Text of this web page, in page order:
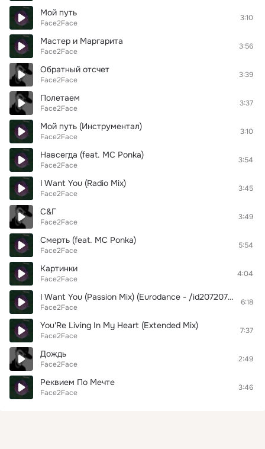
Мой путь
Face2Face
3:10
Мастер и Маргарита
Face2Face
3:56
Обратный отсчет
Face2Face
3:39
Полетаем
Face2Face
3:37
Мой путь (Инструментал)
Face2Face
3:10
Навсегда (feat. MC Ponka)
Face2Face
3:54
I Want You (Radio Mix)
Face2Face
3:45
С&Г
Face2Face
3:49
Смерть (feat. MC Ponka)
Face2Face
5:54
Картинки
Face2Face
4:04
I Want You (Passion Mix) (Eurodance - /id20720766)
Face2Face
6:18
You'Re Living In My Heart (Extended Mix)
Face2Face
7:37
Дождь
Face2Face
2:49
Реквием По Мечте
Face2Face
3:46